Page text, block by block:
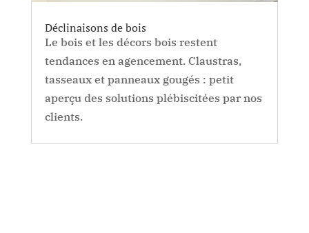
Déclinaisons de bois
Le bois et les décors bois restent
tendances en agencement. Claustras,
tasseaux et panneaux gougés : petit
aperçu des solutions plébiscitées par nos
clients.